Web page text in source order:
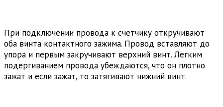
При подключении провода к счетчику откручивают
оба винта контактного зажима. Провод вставляют до
упора и первым закручивают верхний винт. Легким
подергиванием провода убеждаются, что он плотно
зажат и если зажат, то затягивают нижний винт.